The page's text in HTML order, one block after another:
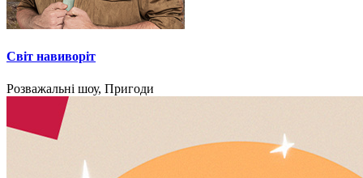
Світ навиворіт
Розважальні шоу, Пригоди